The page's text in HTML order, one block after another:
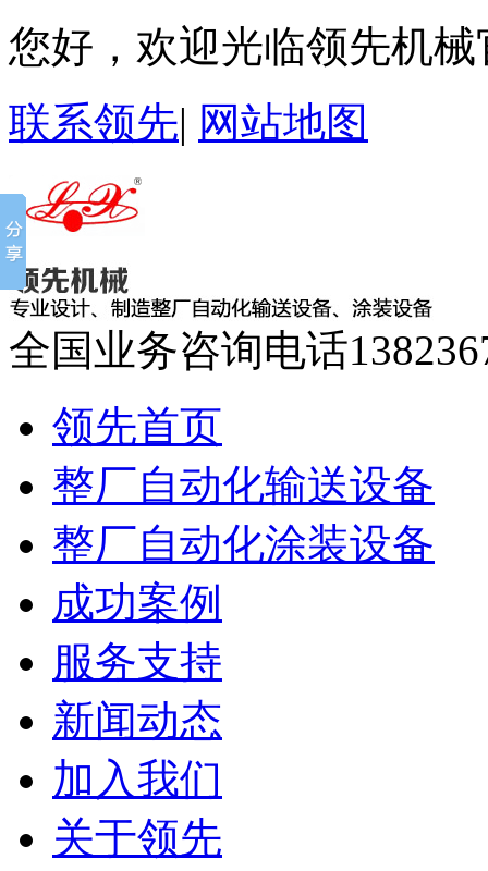
您好，欢迎光临领先机械
联系领先| 网站地图
全国业务咨询电话
领先首页
整厂自动化输送设备
整厂自动化涂装设备
成功案例
服务支持
新闻动态
加入我们
关于领先